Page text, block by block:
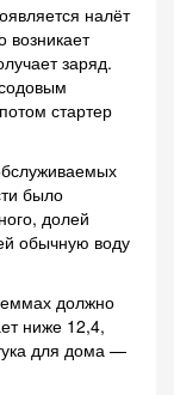
налёт
возникает
заряд.
стартер
было
долей
обычную воду
должно
ниже 12,4,
для дома —